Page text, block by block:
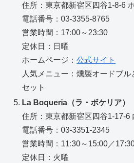
住所：東京都新宿区四谷1-8-6
電話番号：03-3355-8765
営業時間：17:00～23:30
定休日：日曜
ホームページ：公式サイト
人気メニュー：燻製オードブ
セット
La Boqueria（ラ・ボケリア）
住所：東京都新宿区四谷1-17-6
電話番号：03-3351-2345
営業時間：11:30～15:00／
定休日：火曜